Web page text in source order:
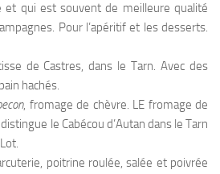
et qui est souvent de meilleure qualité
Pour l’apéritif et les desserts.
de Castres, dans le Tarn. Avec des
hachés.
, fromage de chèvre. LE fromage de
le Cabécou d’Autan dans le Tarn
poitrine roulée, salée et poivrée